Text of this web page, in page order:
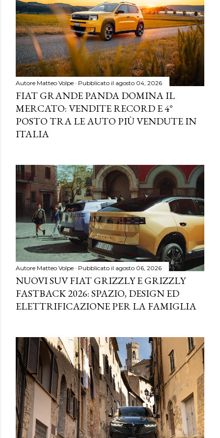
Autore Matteo Volpe Pubblicato il agosto 04, 2026
FIAT GRANDE PANDA DOMINA IL
MERCATO: VENDITE RECORD E 4°
POSTO TRA LE AUTO PIÙ VENDUTE IN
ITALIA
Autore Matteo Volpe Pubblicato il agosto 06, 2026
NUOVI SUV FIAT GRIZZLY E GRIZZLY
FASTBACK 2026: SPAZIO, DESIGN ED
ELETTRIFICAZIONE PER LA FAMIGLIA